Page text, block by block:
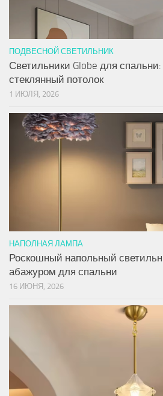
ПОДВЕСНОЙ СВЕТИЛЬНИК
Светильники Globe для
стеклянный потолок
1 ИЮЛЯ, 2026
НАПОЛНАЯ ЛАМПА
Роскошный напольный
абажуром для спальни
16 ИЮНЯ, 2026